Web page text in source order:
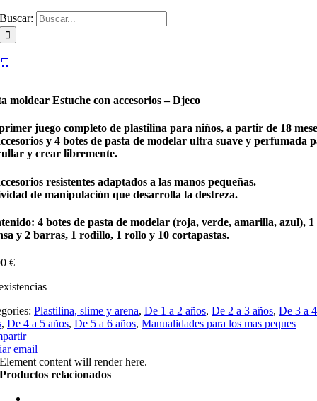
Buscar:
🛒
moldear Estuche con accesorios – Djeco
juego completo de plastilina para niños, a partir de 18
y 4 botes de pasta de modelar ultra suave y perfumada
y crear libremente.
resistentes adaptados a las manos pequeñas.
de manipulación que desarrolla la destreza.
4 botes de pasta de modelar (roja, verde, amarilla, azul), 1
y 2 barras, 1 rodillo, 1 rollo y 10 cortapastas.
€
Plastilina, slime y arena, De 1 a 2 años, De 2 a 3 años, De 3 a 4
, De 4 a 5 años, De 5 a 6 años, Manualidades para los mas peques
email
Element content will render here.
Productos relacionados